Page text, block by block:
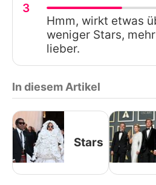
3
Hmm, wirkt etwas
weniger Stars,
lieber.
In diesem Artikel
Stars